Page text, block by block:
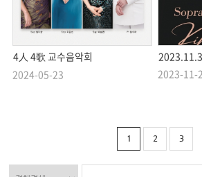
4人 4歌 교수음악회
2024-05-23
2023-11-
1 2 3